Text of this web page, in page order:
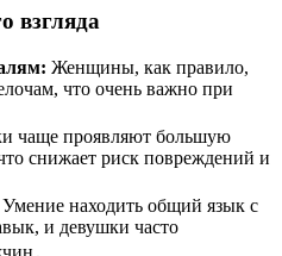
взгляда
Женщины, как правило,
что очень важно при
чаще проявляют большую
снижает риск повреждений и
Умение находить общий язык с
и девушки часто